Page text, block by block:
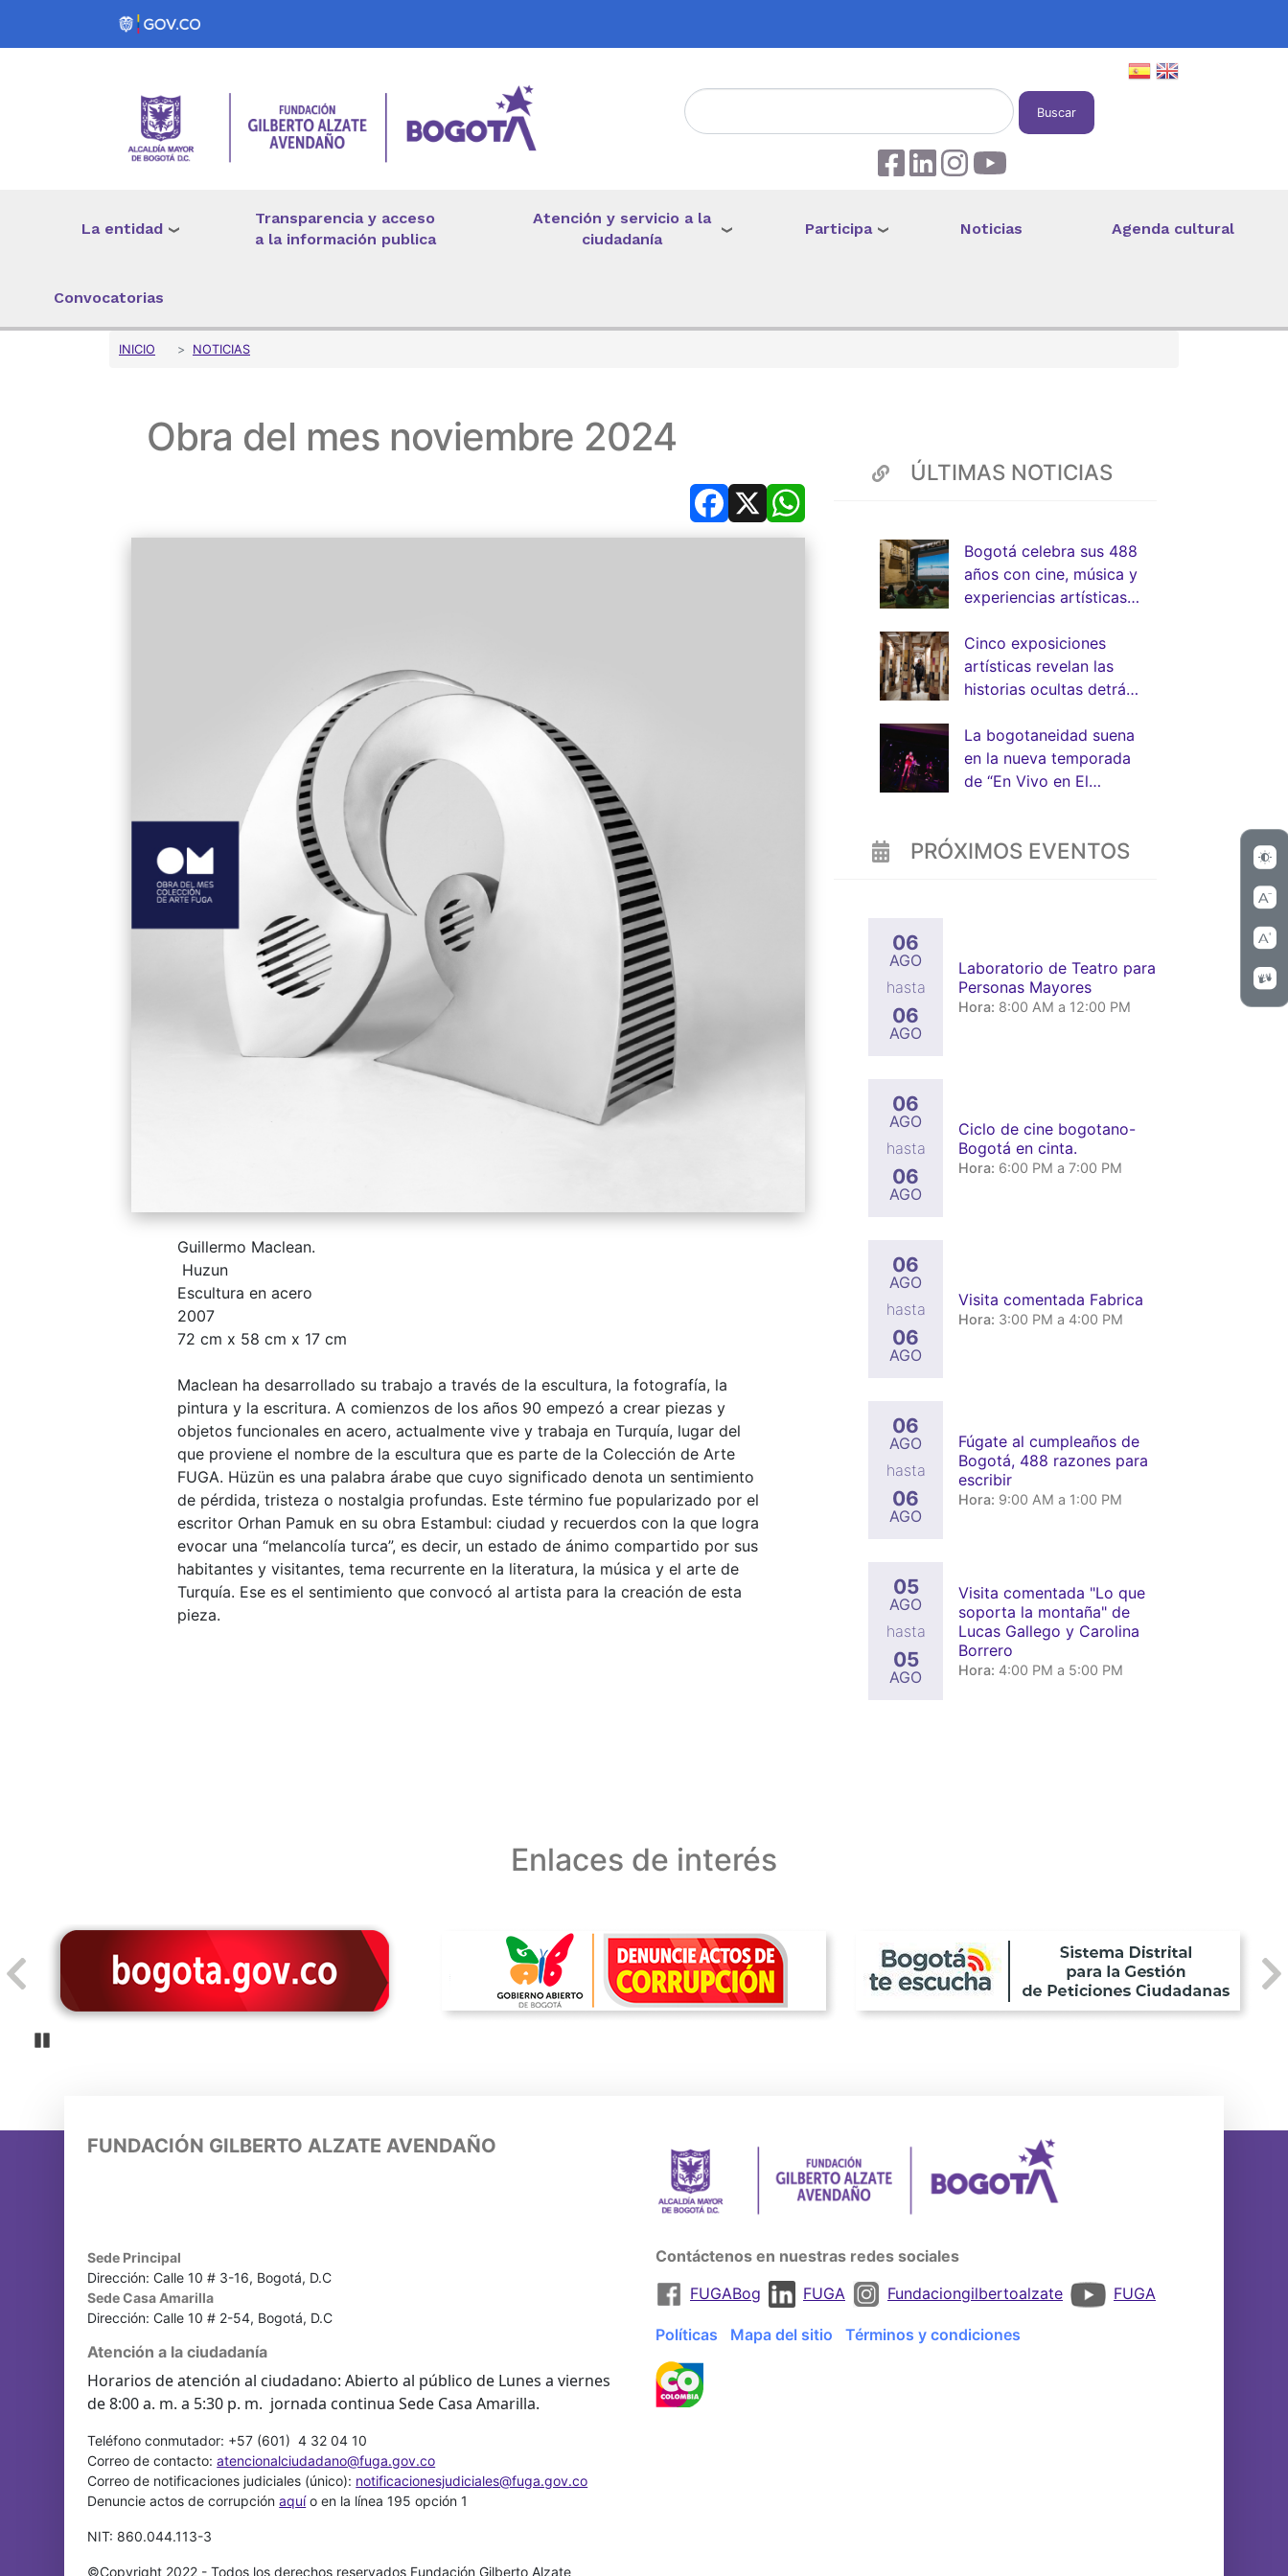
Pasar al contenido principal
Buscar
La entidad
Transparencia y acceso
a la información publica
Atención y servicio a la
ciudadanía
Participa Noticias Agenda cultural
Convocatorias
Sobrescribir enlaces de ayuda a la navegación
INICIO NOTICIAS
Obra del mes noviembre 2024
Facebook
X
Guillermo Maclean.
Huzun
Escultura en acero
2007
72 cm x 58 cm x 17 cm
Maclean ha desarrollado su trabajo a través de la escultura, la fotografía, la
pintura y la escritura. A comienzos de los años 90 empezó a crear piezas y
objetos funcionales en acero, actualmente vive y trabaja en Turquía, lugar del
que proviene el nombre de la escultura que es parte de la Colección de Arte
FUGA. Hüzün es una palabra árabe que cuyo significado denota un sentimiento
de pérdida, tristeza o nostalgia profundas. Este término fue popularizado por el
escritor Orhan Pamuk en su obra Estambul: ciudad y recuerdos con la que logra
evocar una “melancolía turca”, es decir, un estado de ánimo compartido por sus
habitantes y visitantes, tema recurrente en la literatura, la música y el arte de
Turquía. Ese es el sentimiento que convocó al artista para la creación de esta
pieza.
ÚLTIMAS NOTICIAS
Bogotá celebra sus 488
años con cine, música y
experiencias artísticas
Cinco exposiciones
artísticas revelan las
historias ocultas detrás
Bogotá
La bogotaneidad suena
en la nueva temporada
de “En Vivo en El
PRÓXIMOS EVENTOS
06
AGO
hasta
06
AGO
Laboratorio de Teatro para
Personas Mayores
Hora: 8:00 AM a 12:00 PM
06
AGO
hasta
06
AGO
Ciclo de cine bogotano-
Bogotá en cinta.
Hora: 6:00 PM a 7:00 PM
06
AGO
hasta
06
AGO
Visita comentada Fabrica
Hora: 3:00 PM a 4:00 PM
06
AGO
hasta
06
AGO
Fúgate al cumpleaños de
Bogotá, 488 razones para
escribir
Hora: 9:00 AM a 1:00 PM
05
AGO
hasta
05
AGO
Visita comentada "Lo que
soporta la montaña" de
Lucas Gallego y Carolina
Borrero
Hora: 4:00 PM a 5:00 PM
Enlaces de interés
FUNDACIÓN GILBERTO ALZATE AVENDAÑO
Sede Principal
Dirección: Calle 10 # 3-16, Bogotá, D.C
Sede Casa Amarilla
Dirección: Calle 10 # 2-54, Bogotá, D.C
Atención a la ciudadanía
Horarios de atención al ciudadano: Abierto al público de Lunes a viernes
de 8:00 a. m. a 5:30 p. m. jornada continua Sede Casa Amarilla.
Teléfono conmutador: +57 (601) 4 32 04 10
Correo de contacto:atencionalciudadano@fuga.gov.co
Correo de notificaciones judiciales (único): notificacionesjudiciales@fuga.gov.co
Denuncie actos de corrupciónaquío en la línea 195 opción 1
NIT: 860.044.113-3
©Copyright 2022 - Todos los derechos reservados Fundación Gilberto Alzate
Contáctenos en nuestras redes sociales
FUGABog
FUGA Fundaciongilbertoalzate FUGA
Políticas Mapa del sitio Términos y condiciones